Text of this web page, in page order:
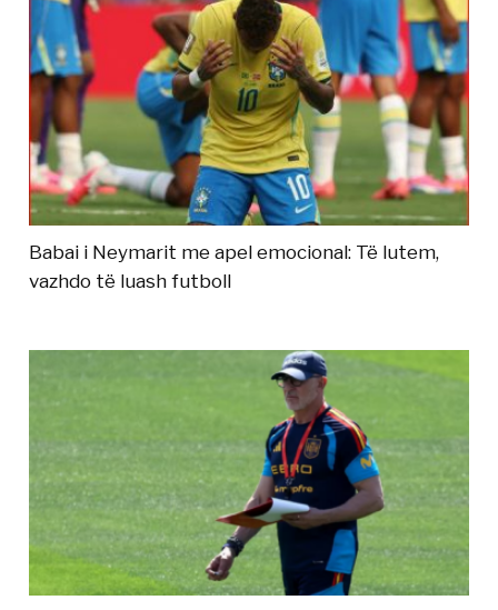
Babai i Neymarit me apel emocional: Të lutem,
vazhdo të luash futboll